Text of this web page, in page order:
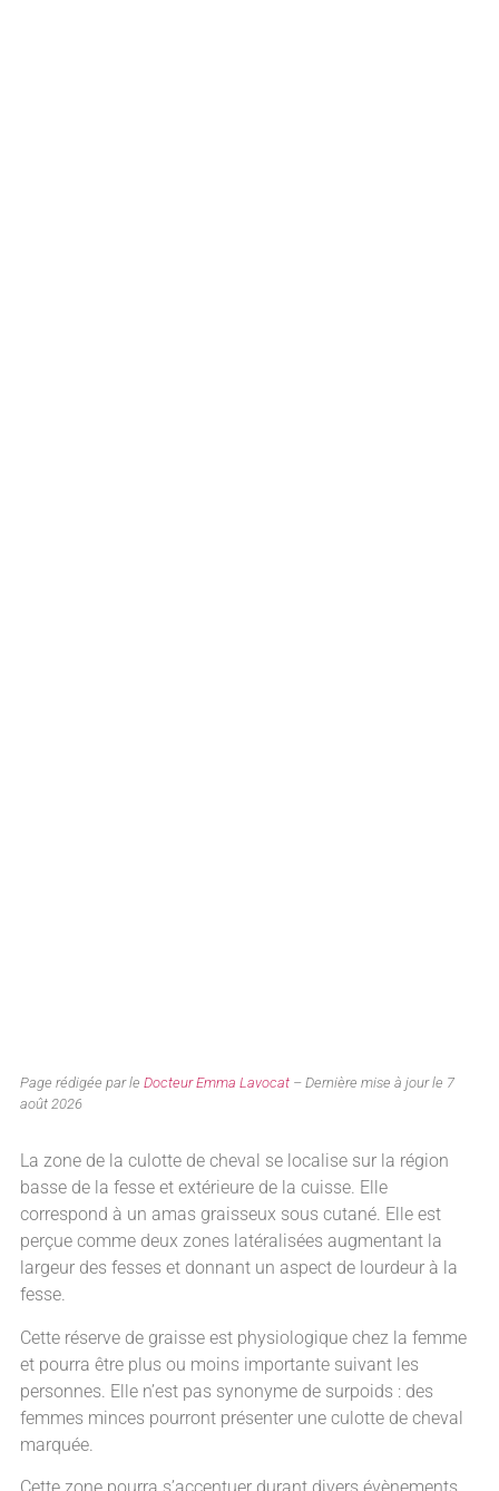
Page rédigée par le Docteur Emma Lavocat– Dernière mise à jour le 7
août 2026
La zone de la culotte de cheval se localise sur la région
basse de la fesse et extérieure de la cuisse. Elle
correspond à un amas graisseux sous cutané. Elle est
perçue comme deux zones latéralisées augmentant la
largeur des fesses et donnant un aspect de lourdeur à la
fesse.
Cette réserve de graisse est physiologique chez la femme
et pourra être plus ou moins importante suivant les
personnes. Elle n’est pas synonyme de surpoids : des
femmes minces pourront présenter une culotte de cheval
marquée.